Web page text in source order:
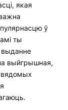
якая
ў
ты
выйгрышная,